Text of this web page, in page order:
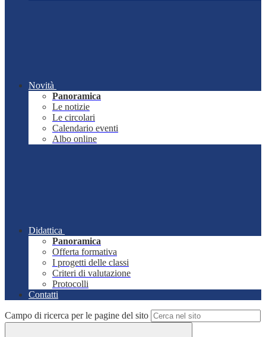
Novità
Panoramica
Le notizie
Le circolari
Calendario eventi
Albo online
Didattica
Panoramica
Offerta formativa
I progetti delle classi
Criteri di valutazione
Protocolli
Contatti
Campo di ricerca per le pagine del sito